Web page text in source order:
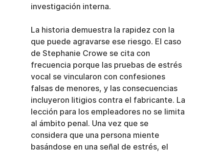
investigación interna.
La historia demuestra la rapidez con la
que puede agravarse ese riesgo. El caso
de Stephanie Crowe se cita con
frecuencia porque las pruebas de estrés
vocal se vincularon con confesiones
falsas de menores, y las consecuencias
incluyeron litigios contra el fabricante. La
lección para los empleadores no se limita
al ámbito penal. Una vez que se
considera que una persona miente
basándose en una señal de estrés, el